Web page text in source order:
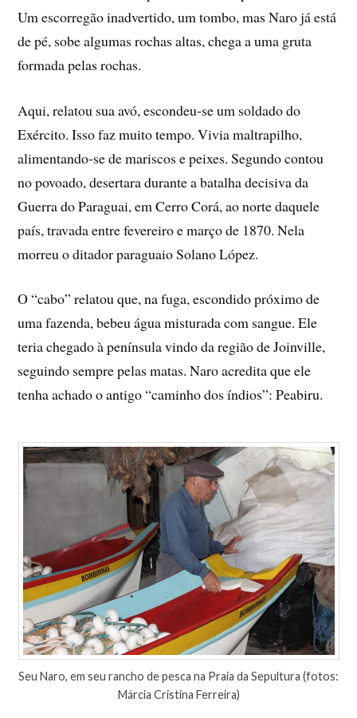
Um escorregão inadvertido, um tombo, mas Naro já está
de pé, sobe algumas rochas altas, chega a uma gruta
formada pelas rochas.
Aqui, relatou sua avó, escondeu-se um soldado do
Exército. Isso faz muito tempo. Vivia maltrapilho,
alimentando-se de mariscos e peixes. Segundo contou
no povoado, desertara durante a batalha decisiva da
Guerra do Paraguai, em Cerro Corá, ao norte daquele
país, travada entre fevereiro e março de 1870. Nela
morreu o ditador paraguaio Solano López.
O “cabo” relatou que, na fuga, escondido próximo de
uma fazenda, bebeu água misturada com sangue. Ele
teria chegado à península vindo da região de Joinville,
seguindo sempre pelas matas. Naro acredita que ele
tenha achado o antigo “caminho dos índios”: Peabiru.
Seu Naro, em seu rancho de pesca na Praia da Sepultura (fotos:
Márcia Cristina Ferreira)